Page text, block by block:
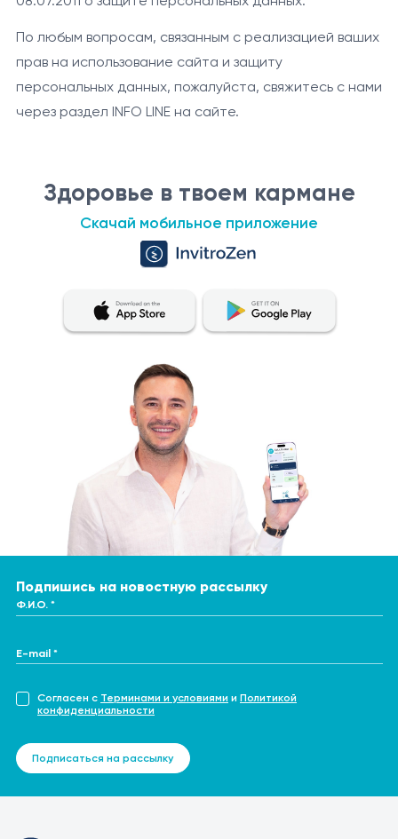
По любым вопросам, связанным с реализацией ваших
прав на использование сайта и защиту
персональных данных, пожалуйста, свяжитесь с нами
через раздел INFO LINE на сайте.
Здоровье в твоем кармане
Скачай мобильное приложение
Подпишись на новостную рассылку
Ф.И.О. *
E-mail *
Согласен с Терминами и условиями и Политикой
конфиденциальности
Подписаться на рассылку